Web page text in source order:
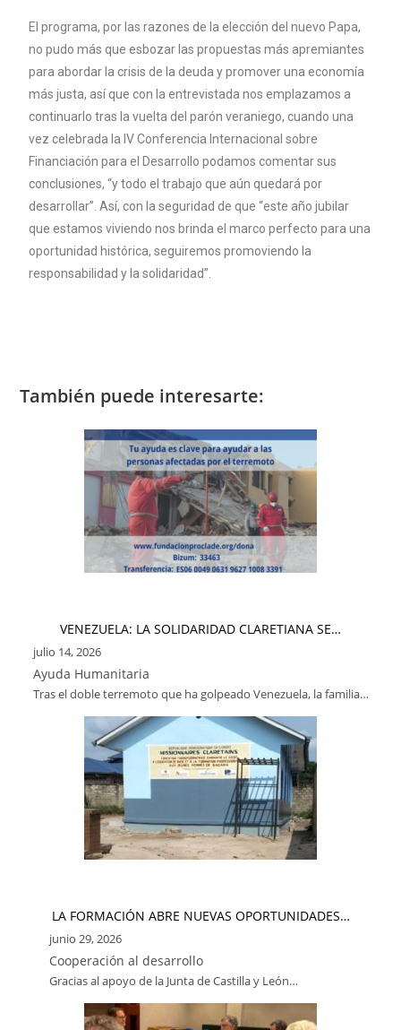
El programa, por las razones de la elección del nuevo Papa,
no pudo más que esbozar las propuestas más apremiantes
para abordar la crisis de la deuda y promover una economía
más justa, así que con la entrevistada nos emplazamos a
continuarlo tras la vuelta del parón veraniego, cuando una
vez celebrada la IV Conferencia Internacional sobre
Financiación para el Desarrollo podamos comentar sus
conclusiones, “y todo el trabajo que aún quedará por
desarrollar”. Así, con la seguridad de que “este año jubilar
que estamos viviendo nos brinda el marco perfecto para una
oportunidad histórica, seguiremos promoviendo la
responsabilidad y la solidaridad”.
También puede interesarte:
VENEZUELA: LA SOLIDARIDAD CLARETIANA SE…
julio 14, 2026
Ayuda Humanitaria
Tras el doble terremoto que ha golpeado Venezuela, la familia…
LA FORMACIÓN ABRE NUEVAS OPORTUNIDADES…
junio 29, 2026
Cooperación al desarrollo
Gracias al apoyo de la Junta de Castilla y León…